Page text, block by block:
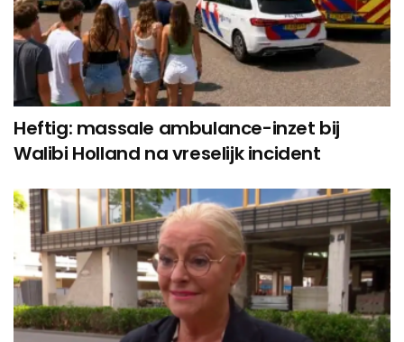
Heftig: massale ambulance-inzet bij
Walibi Holland na vreselijk incident